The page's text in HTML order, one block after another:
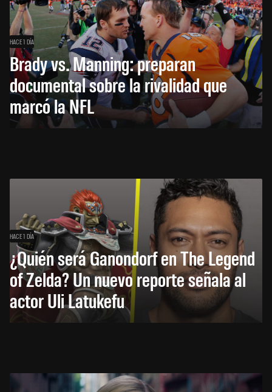
HACE 1 DÍA
Brady vs. Manning: preparan
documental sobre la rivalidad que
marcó la NFL
HACE 1 DÍA
¿Quién será Ganondorf en The Legend
of Zelda? Un nuevo reporte señala al
actor Uli Latukefu